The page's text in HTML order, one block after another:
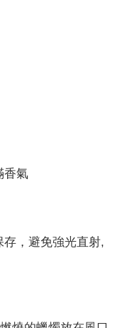
香氣
，避免強光直射,